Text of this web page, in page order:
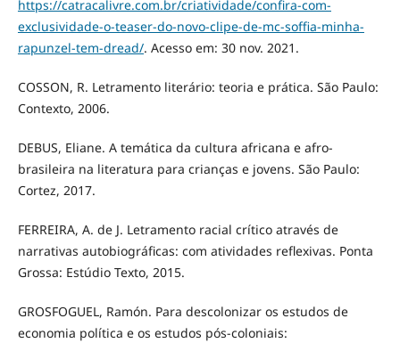
https://catracalivre.com.br/criatividade/confira-com-
exclusividade-o-teaser-do-novo-clipe-de-mc-soffia-minha-
rapunzel-tem-dread/. Acesso em: 30 nov. 2021.
COSSON, R. Letramento literário: teoria e prática. São Paulo:
Contexto, 2006.
DEBUS, Eliane. A temática da cultura africana e afro-
brasileira na literatura para crianças e jovens. São Paulo:
Cortez, 2017.
FERREIRA, A. de J. Letramento racial crítico através de
narrativas autobiográficas: com atividades reflexivas. Ponta
Grossa: Estúdio Texto, 2015.
GROSFOGUEL, Ramón. Para descolonizar os estudos de
economia política e os estudos pós-coloniais: